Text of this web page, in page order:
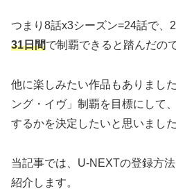
つまり8話x3シーズン=24話で、
31日間で制覇できると踏んだの
他に楽しみたい作品もありまし
ング・イヴ」制覇を目標にして
するかを決定したいと思いました
当記事では、U-NEXTの登録方
紹介します。